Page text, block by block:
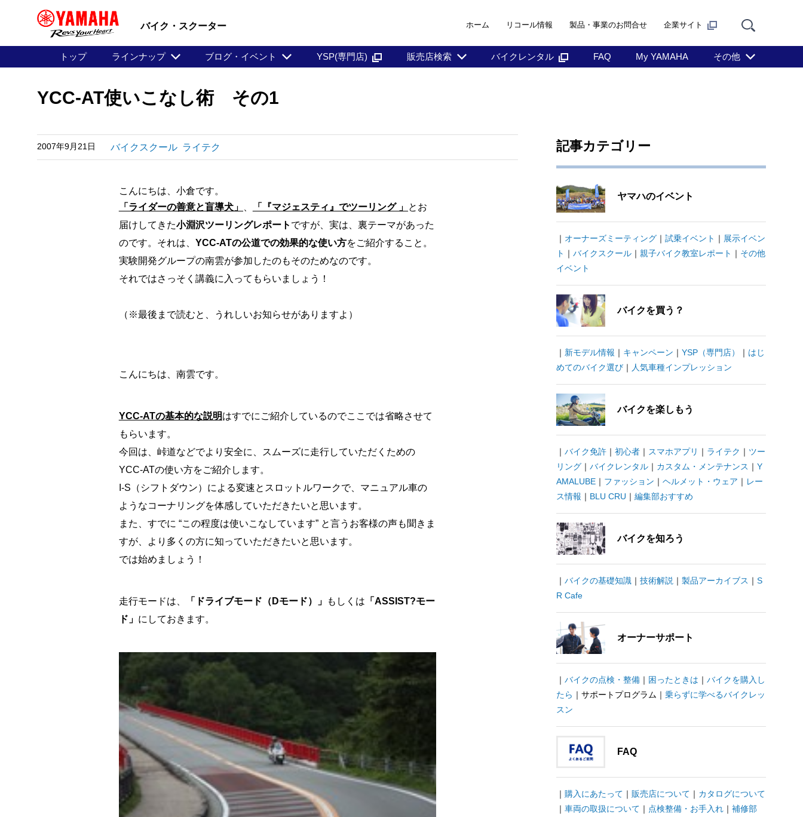
バイク・スクーター ホーム リコール情報 製品・事業のお問合せ 企業サイト
トップ ラインナップ ブログ・イベント YSP(専門店) 販売店検索 バイクレンタル FAQ My YAMAHA その他
YCC-AT使いこなし術 その1
2007年9月21日 バイクスクール ライテク
こんにちは、小倉です。
「ライダーの善意と盲導犬」
「『マジェスティ』でツーリング 」 とお
届けしてきた小淵沢ツーリングレポート ですが、実は、裏テーマがあった
のです。それは、 YCC-ATの公道での効果的な使い方をご紹介すること。
実験開発グループの南雲が参加したのもそのためなのです。
それではさっそく講義に入ってもらいましょう！
（※最後まで読むと、うれしいお知らせがありますよ）
こんにちは、南雲です。
YCC-ATの基本的な説明はすでにご紹介しているのでここでは省略させて
もらいます。
今回は、峠道などでより安全に、スムーズに走行していただくための
YCC-ATの使い方をご紹介します。
I-S（シフトダウン）による変速とスロットルワークで、マニュアル車の
ようなコーナリングを体感していただきたいと思います。
また、すでに “この程度は使いこなしています” と言うお客様の声も聞きま
すが、より多くの方に知っていただきたいと思います。
では始めましょう！
走行モードは、 「ドライブモード（Dモード）」 もしくは 「ASSIST?モー
ド」 にしておきます。
記事カテゴリー
ヤマハのイベント
｜ オーナーズミーティング｜ 試乗イベント ｜ 展示イベン
ト ｜ バイクスクール｜ 親子バイク教室レポート ｜ その他
イベント
バイクを買う？
｜ 新モデル情報 ｜ キャンペーン ｜ YSP（専門店） ｜ はじ
めてのバイク選び｜ 人気車種インプレッション
バイクを楽しもう
｜ バイク免許｜ 初心者｜ スマホアプリ ｜ ライテク ｜ ツー
リング｜ バイクレンタル｜ カスタム・メンテナンス ｜ Y
AMALUBE｜ ファッション ｜ ヘルメット・ウェア ｜ レー
ス情報 ｜ BLU CRU ｜ 編集部おすすめ
バイクを知ろう
｜ バイクの基礎知識｜ 技術解説 ｜ 製品アーカイブス ｜ S
R Cafe
オーナーサポート
｜ バイクの点検・整備｜ 困ったときは ｜ バイクを購入し
たら ｜サポートプログラム｜ 乗らずに学べるバイクレッ
スン
FAQ
｜ 購入にあたって ｜ 販売店について ｜ カタログについて
｜ 車両の取扱について ｜ 点検整備・お手入れ｜ 補修部